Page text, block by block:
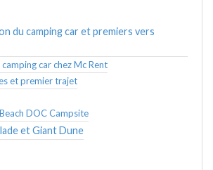
du camping car et premiers vers
car chez Mc Rent
et premier trajet
DOC Campsite
et Giant Dune